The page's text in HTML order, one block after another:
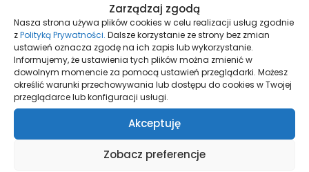
Zarządzaj zgodą
Nasza strona używa plików cookies w celu realizacji usług zgodnie
zPolityką Prywatności. Dalsze korzystanie ze strony bez zmian
ustawień oznacza zgodę na ich zapis lub wykorzystanie.
Informujemy, że ustawienia tych plików można zmienić w
dowolnym momencie za pomocą ustawień przeglądarki. Możesz
określić warunki przechowywania lub dostępu do cookies w Twojej
przeglądarce lub konfiguracji usługi.
Akceptuję
Zobacz preferencje